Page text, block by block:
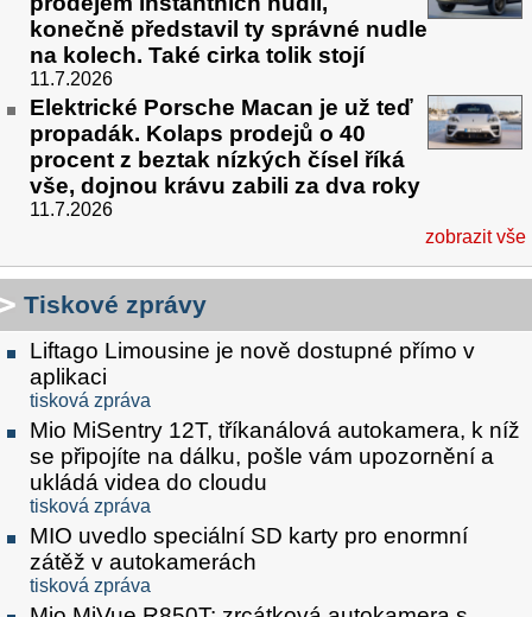
konečně představil ty správné nudle
na kolech. Také cirka tolik stojí
11.7.2026
Elektrické Porsche Macan je už teď
propadák. Kolaps prodejů o 40
procent z beztak nízkých čísel říká
vše, dojnou krávu zabili za dva roky
11.7.2026
zobrazit vše
Tiskové zprávy
Liftago Limousine je nově dostupné přímo v
aplikaci
tisková zpráva
Mio MiSentry 12T, tříkanálová autokamera, k níž
se připojíte na dálku, pošle vám upozornění a
ukládá videa do cloudu
tisková zpráva
MIO uvedlo speciální SD karty pro enormní
zátěž v autokamerách
tisková zpráva